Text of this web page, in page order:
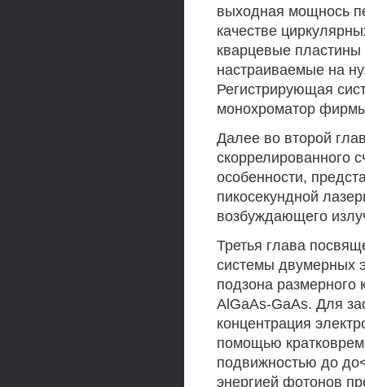
выходная мощнось
качестве
кварцевые
настраиваемые на
Регистрирующая
монохроматор
Далее во второй
скоррелированного
особенности,
пикосекундной
возбуждающего
Третья глава
системы двумерных
подзона размерного
AlGaAs-GaAs. Для
концентрация
помощью
подвижностью до
энергией фотонов